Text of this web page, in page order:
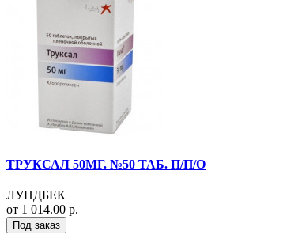
ТРУКСАЛ 50МГ. №50 ТАБ. П/П/О
ЛУНДБЕК
от 1 014.00 р.
Под заказ